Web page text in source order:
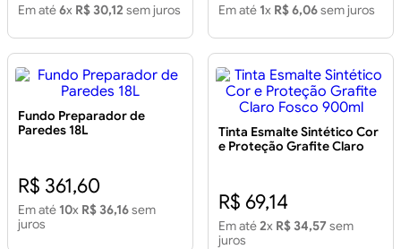
Em até6x R$ 30,12 sem juros Em até 1x R$ 6,06sem juros
Fundo Preparador de
Paredes 18L
R$ 361,60
Em até 10x R$ 36,16sem
juros
Tinta Esmalte Sintético Cor
e Proteção Grafite Claro
R$ 69,14
Em até2x R$ 34,57 sem
juros